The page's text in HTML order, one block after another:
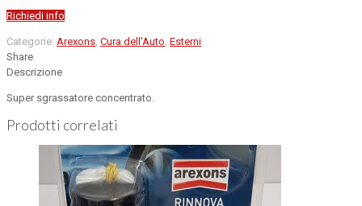
Richiedi info
Categorie: Arexons Cura dell'Auto Esterni
Share
Descrizione
Super sgrassatore concentrato.
Prodotti correlati